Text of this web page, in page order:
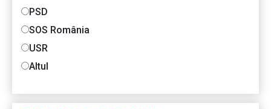
PSD
SOS România
USR
Altul